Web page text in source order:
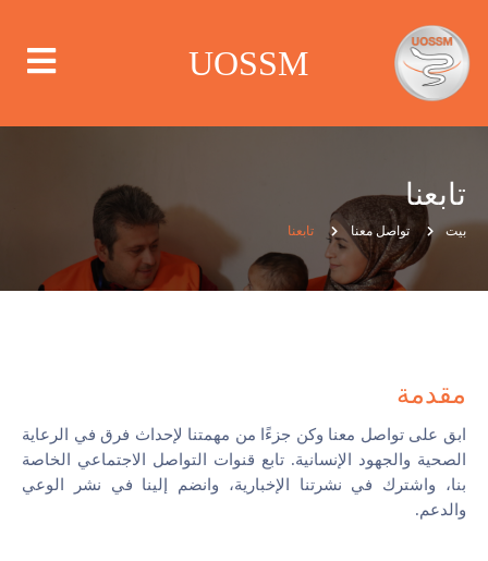
UOSSM
من نحن
أين نعمل
الحملات
مركز الإعلام
تواصل معنا
تابعنا
بيت تواصل معنا تابعنا
مقدمة
ابق على تواصل معنا وكن جزءًا من مهمتنا لإحداث فرق في الرعاية
الصحية والجهود الإنسانية. تابع قنوات التواصل الاجتماعي الخاصة
بنا، واشترك في نشرتنا الإخبارية، وانضم إلينا في نشر الوعي
والدعم.